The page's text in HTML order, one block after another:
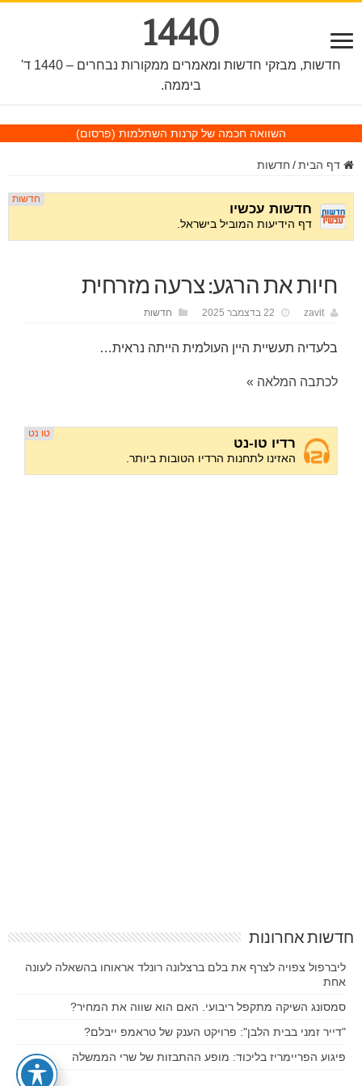
1440
חדשות, מבזקי חדשות ומאמרים ממקורות נבחרים – 1440 ד'
ביממה.
השוואה חכמה של קרנות השתלמות (פרסום)
דף הבית / חדשות
חיות את הרגע: צרעה מזרחית
zavit 22 בדצמבר 2025 חדשות
בלעדיה תעשיית היין העולמית הייתה נראית…
לכתבה המלאה »
חדשות אחרונות
ליברפול צפויה לצרף את בלם ברצלונה רונלד אראוחו בהשאלה לעונה
אחת
סמסונג השיקה מתקפל ריבועי. האם הוא שווה את המחיר?
"דייר זמני בבית הלבן": פרויקט הענק של טראמפ ייבלם?
פיגוע הפריימריז בליכוד: מופע ההתבזות של שרי הממשלה